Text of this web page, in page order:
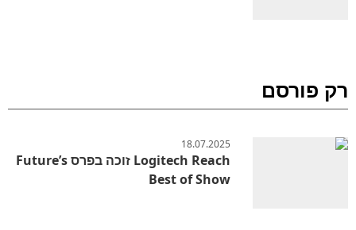
רק פורסם
18.07.2025
Logitech Reach זוכה בפרס Future’s
Best of Show